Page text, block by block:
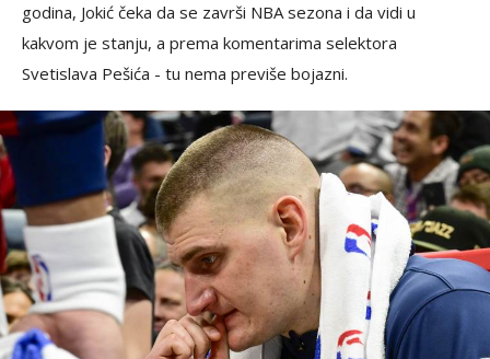
godina, Jokić čeka da se završi NBA sezona i da vidi u
kakvom je stanju, a prema komentarima selektora
Svetislava Pešića - tu nema previše bojazni.